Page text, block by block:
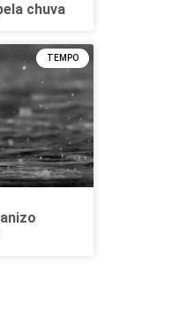
chuva
TEMPO